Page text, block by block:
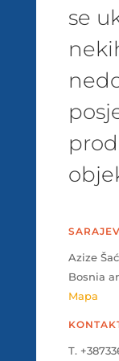
se
Azize
Bosnia
Mapa
T.